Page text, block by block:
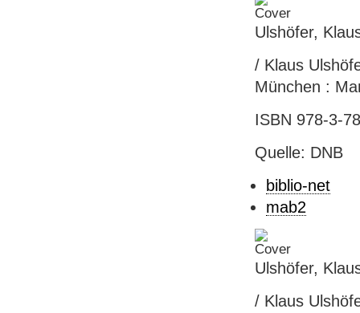
Ulshöfer,
/ Klaus
München :
ISBN 978-3-
Quelle: DNB
biblio-net
mab2
Ulshöfer,
/ Klaus